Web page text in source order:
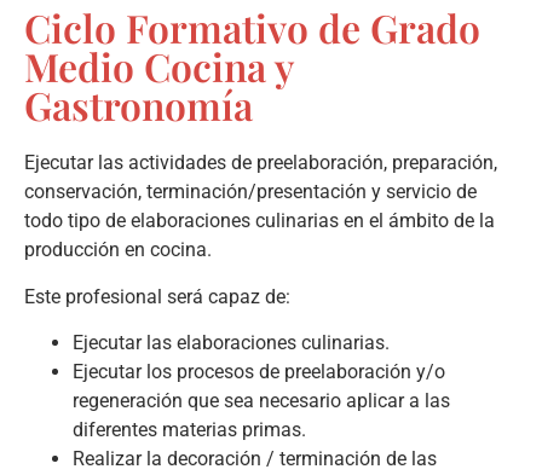
Ciclo Formativo de Grado
Medio Cocina y
Gastronomía
Ejecutar las actividades de preelaboración, preparación,
conservación, terminación/presentación y servicio de
todo tipo de elaboraciones culinarias en el ámbito de la
producción en cocina.
Este profesional será capaz de:
Ejecutar las elaboraciones culinarias.
Ejecutar los procesos de preelaboración y/o
regeneración que sea necesario aplicar a las
diferentes materias primas.
Realizar la decoración / terminación de las